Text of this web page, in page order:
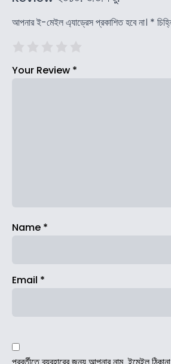
আপনার ই-মেইল এ্যাড্রেস প্রকাশিত হবে না। *
Your Review *
Name *
Email *